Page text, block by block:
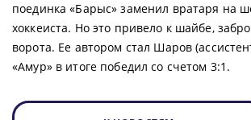
поединка «Барыс» заменил вратаря на
хоккеиста. Но это привело к шайбе,
ворота. Ее автором стал Шаров
«Амур» в итоге победил со счетом 3:1.